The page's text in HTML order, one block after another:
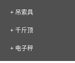
+ 吊索具
+ 千斤顶
+ 电子秤